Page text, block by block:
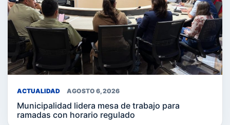
ACTUALIDAD AGOSTO 6, 2026
Municipalidad lidera mesa de trabajo para
ramadas con horario regulado